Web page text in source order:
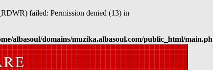
failed: Permission denied (13) in
albasoul/domains/muzika.albasoul.com/public_html/